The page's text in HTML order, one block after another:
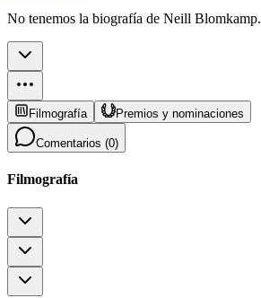
No tenemos la biografía de Neill Blomkamp.
Filmografía Premios y nominaciones
Comentarios (0)
Filmografía